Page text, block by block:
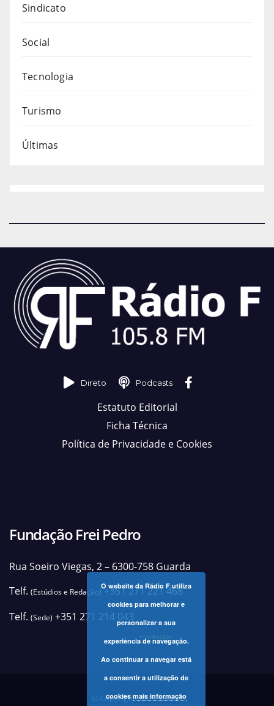
Sindicato
Social
Tecnologia
Turismo
Últimas
Direto Podcasts
Estatuto Editorial
Ficha Técnica
Política de Privacidade e Cookies
Fundação Frei Pedro
Rua Soeiro Viegas, 2 – 6300-758 Guarda
Telf. (Estúdios e Redação)+351 271 221 468
Telf. (Sede) +351 271 214 043
+contactos
© Copyright 2025 Rádio F
O website da Rádio F utiliza
cookies para melhorar e
personalizar a sua
experiência de navegação.
Ao continuar a navegar está
a consentir a utilização de
cookiesmais informação